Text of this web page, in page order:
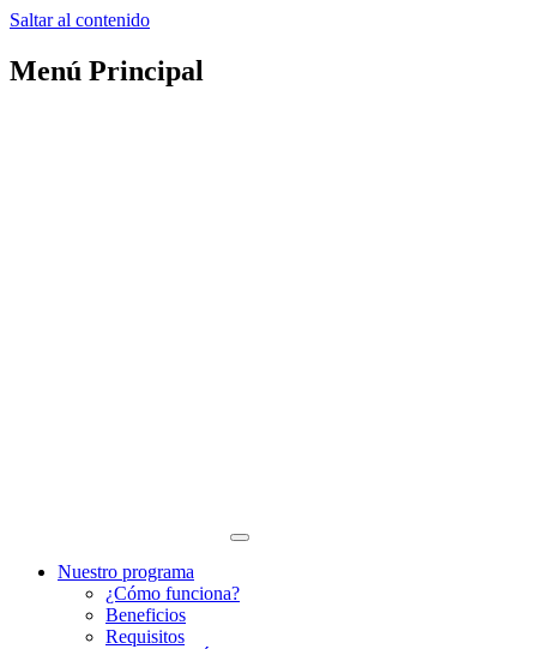
Saltar al contenido
Menú Principal
Nuestro programa
¿Cómo funciona?
Beneficios
Requisitos